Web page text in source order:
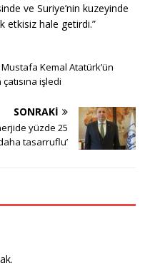
ve Suriye’nin kuzeyinde
etkisiz hale getirdi.”
Kemal Atatürk’ün
çatısına işledi
SONRAKI
yüzde 25
tasarruflu’